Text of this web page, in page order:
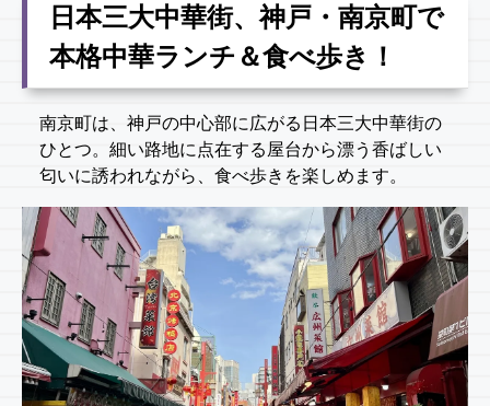
日本三大中華街、神戸・南京町で
本格中華ランチ＆食べ歩き！
南京町は、神戸の中心部に広がる日本三大中華街の
ひとつ。細い路地に点在する屋台から漂う香ばしい
匂いに誘われながら、食べ歩きを楽しめます。